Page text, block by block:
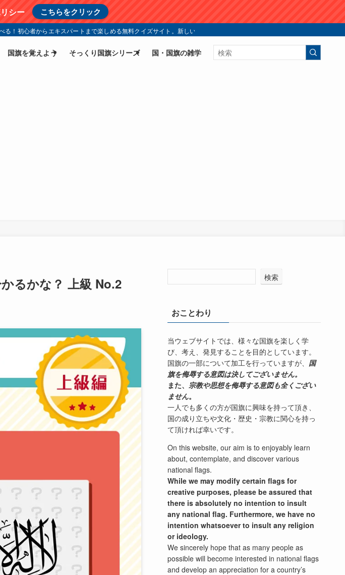
シー こちらをクリック
！初心者からエキスパートまで楽しめる無料クイズサイト。新しい国旗クイズの楽しみ方を今すぐ体験！ | シン・国旗ク
国旗を覚えよう そっくり国旗シリーズ 国・国旗の雑学
るかな？ 上級 No.2 検索
おことわり
当ウェブサイトでは、様々な国旗を楽しく学
び、考え、発見することを目的としています。
国旗の一部について加工を行っていますが、 国
旗を侮辱する意図は決してございません。
また、 宗教や思想を侮辱する意図も全くござい
ません。
一人でも多くの方が国旗に興味を持って頂き、
国の成り立ちや文化・歴史・宗教に関心を持っ
て頂ければ幸いです。
On this website, our aim is to enjoyably learn
about, contemplate, and discover various
national flags.
While we may modify certain flags for
creative purposes, please be assured that
there is absolutely no intention to insult
any national flag. Furthermore, we have no
intention whatsoever to insult any religion
or ideology.
We sincerely hope that as many people as
possible will become interested in national flags
and develop an appreciation for a country’s